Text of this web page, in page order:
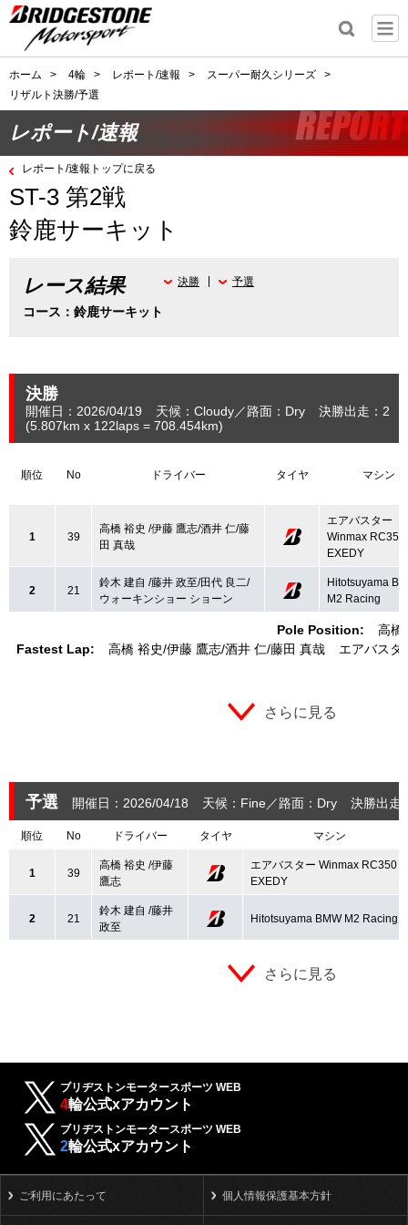
ホーム > 4輪 > レポート/速報 > スーパー耐久シリーズ
>
リザルト決勝/予選
レポート/速報
レポート/速報トップに戻る
ST-3 第2戦
鈴鹿サーキット
レース結果
コース：鈴鹿サーキット
決勝 予選
決勝
開催日：2026/04/19 天候：Cloudy 路面：Dry 決勝出走：2
(5.807km x 122laps = 708.454km)
順位 No ドライバー タイヤ マシン
Pole Position:
高橋
Fastest Lap:
高橋 裕史 伊藤 鷹志 酒井 仁 藤田 真哉 エアバスタ
1 39
高橋 裕史 /伊藤 鷹志/酒井 仁/藤
田 真哉
エアバスター
Winmax RC350
EXEDY
2 21
鈴木 建自 /藤井 政至/田代 良二/
ウォーキンショー ショーン
Hitotsuyama
M2 Racing
さらに見る
予選 開催日：2026/04/18 天候：Fine 路面：Dry 決勝出走
順位 No ドライバー タイヤ マシン
1 39
高橋 裕史 /伊藤
鷹志
エアバスター Winmax RC350
EXEDY
2 21
鈴木 建自 /藤井
政至
Hitotsuyama BMW M2 Racing
さらに見る
ブリヂストンモータースポーツ WEB
4輪公式xアカウント
ブリヂストンモータースポーツ WEB
2輪公式xアカウント
ご利用にあたって 個人情報保護基本方針